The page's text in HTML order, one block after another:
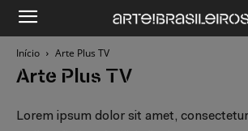
Início Arte Plus TV
Arte Plus TV
Lorem ipsum dolor sit amet,